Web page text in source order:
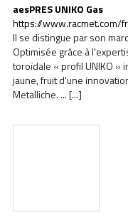
aesPRES UNIKO Gas
https://www.racmet.com/
Il se distingue par son
Optimisée grâce à
toroïdale « profil UNIKO »
jaune, fruit d'une
Metalliche. ... [...]